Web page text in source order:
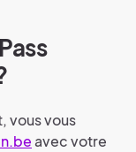
vous vous
avec votre